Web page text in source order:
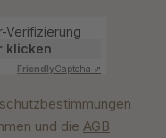
Verifizierung
klicken
FriendlyCaptcha ⇗
und die AGB